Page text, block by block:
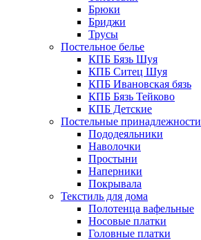
Брюки
Бриджи
Трусы
Постельное белье
КПБ Бязь Шуя
КПБ Ситец Шуя
КПБ Ивановская бязь
КПБ Бязь Тейково
КПБ Детские
Постельные принадлежности
Пододеяльники
Наволочки
Простыни
Наперники
Покрывала
Текстиль для дома
Полотенца вафельные
Носовые платки
Головные платки